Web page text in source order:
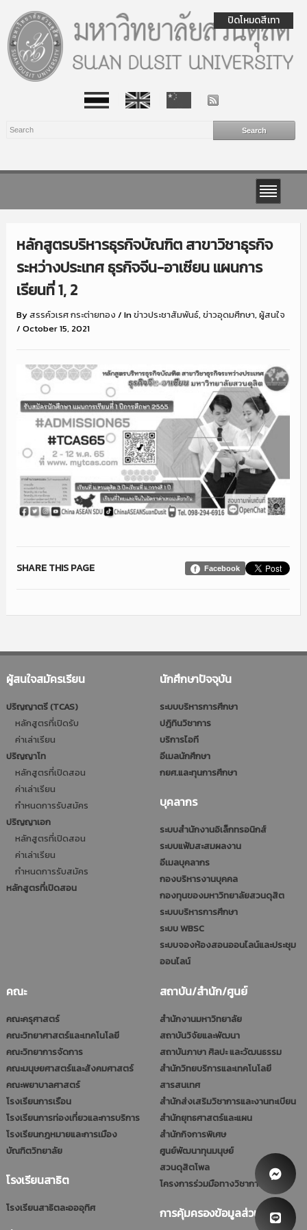
หลักสูตรบริหารธุรกิจบัณฑิต สาขาวิชาธุรกิจ
ระหว่างประเทศ ธุรกิจจีน-อาเซียน แผนการ
เรียนที่ 1, 2
Byสรรค์วเรศ กระต่ายทอง / Inข่าวประชาสัมพันธ์, ข่าวอุดมศึกษา, ผู้สนใจ
/ October 15, 2021
Facebook
SHARE THIS PAGE
ผู้สนใจสมัครเรียน
ปริญญาตรี (TCAS)
หลักสูตรที่เปิดรับ
ค่าเล่าเรียน
ปริญญาโท
หลักสูตรที่เปิดสอน
ค่าเล่าเรียน
กำหนดการรับสมัคร
ปริญญาเอก
หลักสูตรที่เปิดสอน
ค่าเล่าเรียน
กำหนดการรับสมัคร
หลักสูตรที่เปิดสอน
นักศึกษาปัจจุบัน
ระบบบริหารการศึกษา
ปฎิทินวิชาการ
บริการไอที
อีเมลนักศึกษา
กยศ.และทุนการศึกษา
บุคลากร
ระบบสำนักงานอิเล็กทรอนิกส์
ระบบแฟ้มสะสมผลงาน
อีเมลบุคลากร
กองบริหารงานบุคคล
กองทุนของมหาวิทยาลัยสวนดุสิต
ระบบบริหารการศึกษา
ระบบ WBSC
ระบบจองห้องสอนออนไลน์และประชุม
ออนไลน์
คณะ
คณะครุศาสตร์
คณะวิทยาศาสตร์และเทคโนโลยี
คณะวิทยาการจัดการ
คณะมนุษยศาสตร์และสังคมศาสตร์
คณะพยาบาลศาสตร์
โรงเรียนการเรือน
โรงเรียนการท่องเที่ยวและการบริการ
โรงเรียนกฎหมายและการเมือง
บัณฑิตวิทยาลัย
โรงเรียนสาธิต
โรงเรียนสาธิตละอออุทิศ
สถาบัน/สำนัก/ศูนย์
สำนักงานมหาวิทยาลัย
สถาบันวิจัยและพัฒนา
สถาบันภาษา ศิลปะ และวัฒนธรรม
สำนักวิทยบริการและเทคโนโลยี
สารสนเทศ
สำนักส่งเสริมวิชาการและงานทะเบียน
สำนักยุทธศาสตร์และแผน
สำนักกิจการพิเศษ
ศูนย์พัฒนาทุนมนุษย์
สวนดุสิตโพล
โครงการร่วมมือทางวิชาการ (รมป.)
การคุ้มครองข้อมูลส่วนบุคคล
ปิดโหมดสีเทา